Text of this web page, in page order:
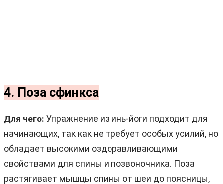
4. Поза сфинкса
Для чего: Упражнение из инь-йоги подходит для
начинающих, так как не требует особых усилий, но
обладает высокими оздоравливающими
свойствами для спины и позвоночника. Поза
растягивает мышцы спины от шеи до поясницы,